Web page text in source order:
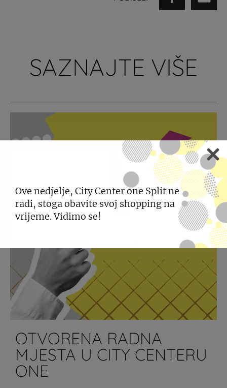
SAZNAJTE VIŠE
OTVORENA RADNA
MJESTA U CITY CENTERU
ONE
Ove nedjelje, City Center one Split ne
radi, stoga obavite svoj shopping na
vrijeme. Vidimo se!